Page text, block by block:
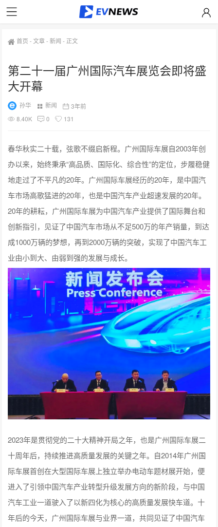
首页 -文章-新闻 - 正文
第二十一届广州国际汽车展览会即将盛
大开幕
孙华 新闻
3年前
8.40K
0 131
春华秋实二十载，弦歌不缀启新程。广州国际车展自2003年创
办以来，始终秉承“高品质、国际化、综合性”的定位，步履稳健
地走过了不平凡的20年。广州国际车展经历的20年，是中国汽
车市场高歌猛进的20年，也是中国汽车产业超速发展的20年。
20年的耕耘，广州国际车展为中国汽车产业提供了国际舞台和
创新指引，见证了中国汽车市场从不足500万的年产销量，到达
成1000万辆的梦想，再到2000万辆的突破，实现了中国汽车工
业由小到大、由弱到强的发展与成长。
2023年是贯彻党的二十大精神开局之年，也是广州国际车展二
十周年后，持续推进高质量发展的关键之年。自2014年广州国
际车展首创在大型国际车展上独立举办电动车题材展开始，便
进入了引领中国汽车产业转型升级发展方向的新阶段，与中国
汽车工业一道驶入了以新四化为核心的高质量发展快车道。十
年后的今天，广州国际车展与业界一道，共同见证了中国汽车